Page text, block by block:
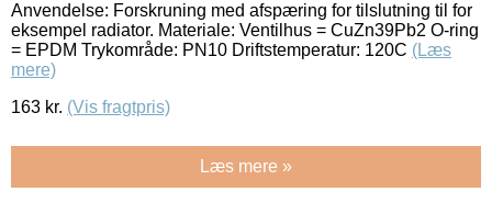
Anvendelse: Forskruning med afspæring for tilslutning til for
eksempel radiator. Materiale: Ventilhus = CuZn39Pb2 O-ring
= EPDM Trykområde: PN10 Driftstemperatur: 120C (Læs
mere)
163 kr. (Vis fragtpris)
Læs mere »